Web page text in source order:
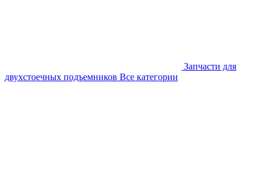
Запчасти для
двухстоечных подъемников Все категории